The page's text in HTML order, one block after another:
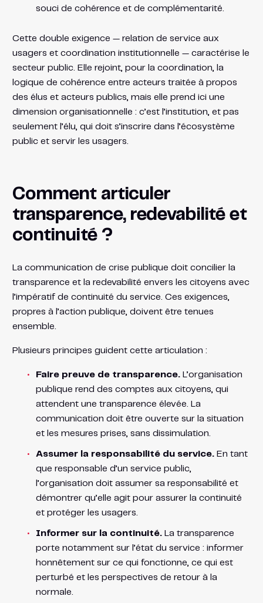
souci de cohérence et de complémentarité.
Cette double exigence — relation de service aux
usagers et coordination institutionnelle — caractérise le
secteur public. Elle rejoint, pour la coordination, la
logique de cohérence entre acteurs traitée à propos
des élus et acteurs publics, mais elle prend ici une
dimension organisationnelle : c’est l’institution, et pas
seulement l’élu, qui doit s’inscrire dans l’écosystème
public et servir les usagers.
Comment articuler
transparence, redevabilité et
continuité ?
La communication de crise publique doit concilier la
transparence et la redevabilité envers les citoyens avec
l’impératif de continuité du service. Ces exigences,
propres à l’action publique, doivent être tenues
ensemble.
Plusieurs principes guident cette articulation :
Faire preuve de transparence.L’organisation
publique rend des comptes aux citoyens, qui
attendent une transparence élevée. La
communication doit être ouverte sur la situation
et les mesures prises, sans dissimulation.
Assumer la responsabilité du service.En tant
que responsable d’un service public,
l’organisation doit assumer sa responsabilité et
démontrer qu’elle agit pour assurer la continuité
et protéger les usagers.
Informer sur la continuité.La transparence
porte notamment sur l’état du service : informer
honnêtement sur ce qui fonctionne, ce qui est
perturbé et les perspectives de retour à la
normale.